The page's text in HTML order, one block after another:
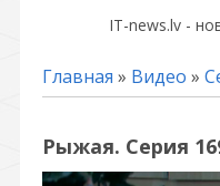
IT-news.lv -
Главная » Видео »
Рыжая. Серия